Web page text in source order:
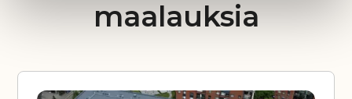
maalauksia